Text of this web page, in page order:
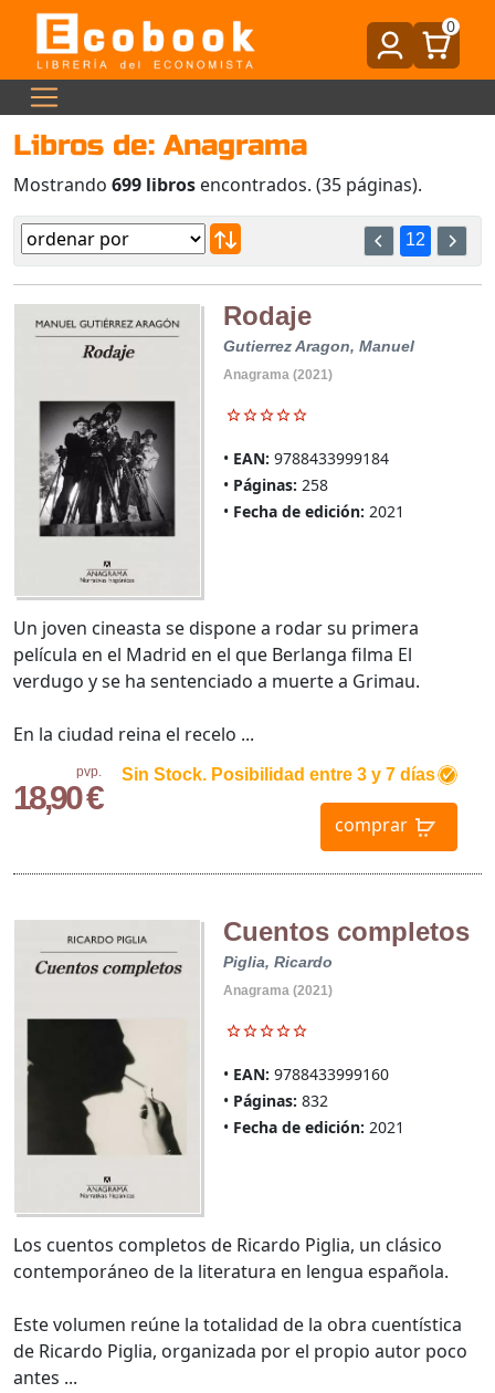
0
Libros de: Anagrama
Mostrando 699 libros encontrados. (35 páginas).
12
Rodaje
Gutierrez Aragon, Manuel
Anagrama (2021)
EAN: 9788433999184
Páginas: 258
Fecha de edición: 2021
pvp.
18,90 €
Sin Stock. Posibilidad entre 3 y 7 días
comprar
Un joven cineasta se dispone a rodar su primera
película en el Madrid en el que Berlanga filma El
verdugo y se ha sentenciado a muerte a Grimau.
En la ciudad reina el recelo ...
Cuentos completos
Piglia, Ricardo
Anagrama (2021)
EAN: 9788433999160
Páginas: 832
Fecha de edición: 2021
Los cuentos completos de Ricardo Piglia, un clásico
contemporáneo de la literatura en lengua española.
Este volumen reúne la totalidad de la obra cuentística
de Ricardo Piglia, organizada por el propio autor poco
antes ...